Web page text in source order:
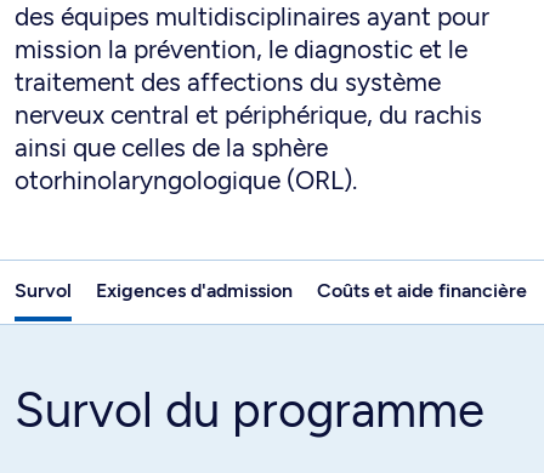
des équipes multidisciplinaires ayant pour
mission la prévention, le diagnostic et le
traitement des affections du système
nerveux central et périphérique, du rachis
ainsi que celles de la sphère
otorhinolaryngologique (ORL).
Survol Exigences d'admission Coûts et aide financière
Survol du programme